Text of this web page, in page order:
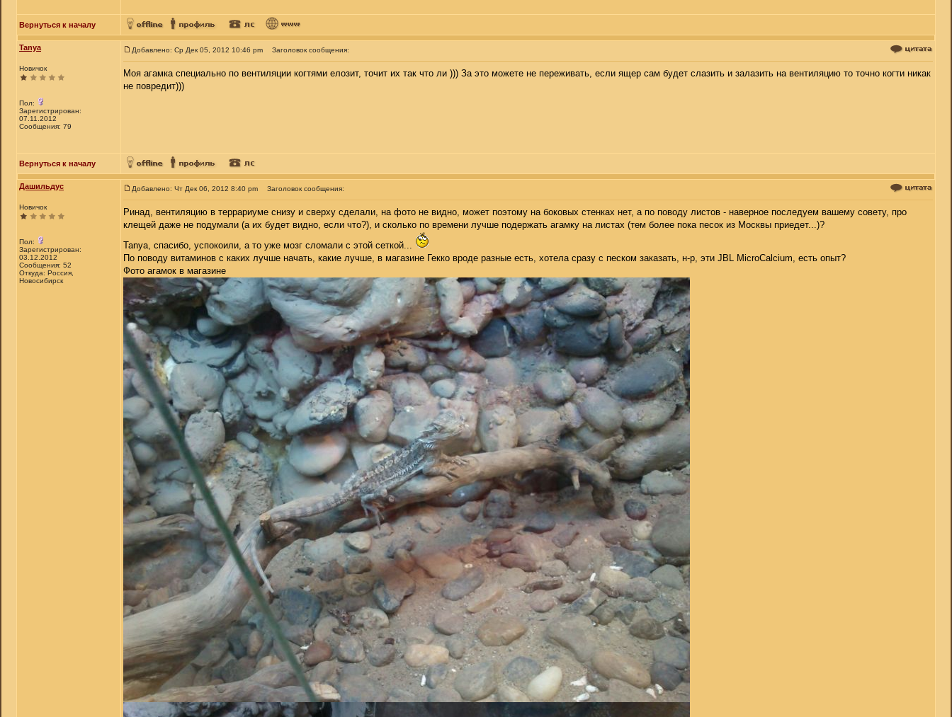
Вернуться к началу
Tanya
Новичок
Пол:
Зарегистрирован:
07.11.2012
Сообщения: 79
Добавлено: Ср Дек 05, 2012 10:46 pm Заголовок сообщения:
Моя агамка специально по вентиляции когтями елозит, точит их так что ли ))) За это можете не переживать, если ящер сам будет слазить и залазить на вентиляцию то точно когти никак
не повредит)))
Вернуться к началу
Дашильдус
Новичок
Пол:
Зарегистрирован:
03.12.2012
Сообщения: 52
Откуда: Россия,
Новосибирск
Добавлено: Чт Дек 06, 2012 8:40 pm Заголовок сообщения:
Ринад, вентиляцию в террариуме снизу и сверху сделали, на фото не видно, может поэтому на боковых стенках нет, а по поводу листов - наверное последуем вашему совету, про
клещей даже не подумали (а их будет видно, если что?), и сколько по времени лучше подержать агамку на листах (тем более пока песок из Москвы приедет...)?
Tanya, спасибо, успокоили, а то уже мозг сломали с этой сеткой...
По поводу витаминов с каких лучше начать, какие лучше, в магазине Гекко вроде разные есть, хотела сразу с песком заказать, н-р, эти JBL MicroCalcium, есть опыт?
Фото агамок в магазине